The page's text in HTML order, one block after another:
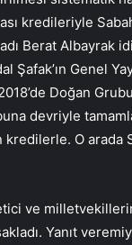
kredileriyle
Berat
Şafak’ın Genel
Doğan
devriyle
kredilerle. O
ve
Yanıt